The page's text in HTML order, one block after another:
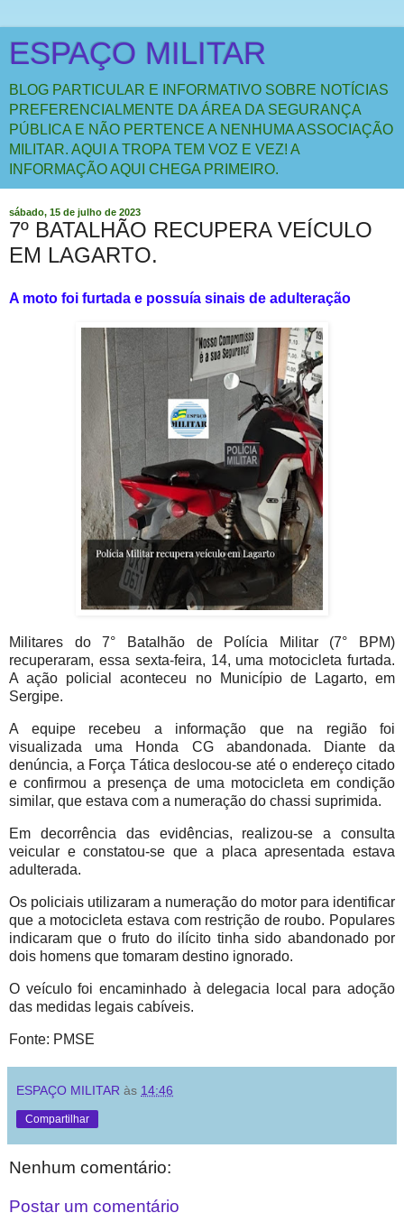
ESPAÇO MILITAR
BLOG PARTICULAR E INFORMATIVO SOBRE NOTÍCIAS
PREFERENCIALMENTE DA ÁREA DA SEGURANÇA
PÚBLICA E NÃO PERTENCE A NENHUMA ASSOCIAÇÃO
MILITAR. AQUI A TROPA TEM VOZ E VEZ! A
INFORMAÇÃO AQUI CHEGA PRIMEIRO.
sábado, 15 de julho de 2023
7º BATALHÃO RECUPERA VEÍCULO
EM LAGARTO.
A moto foi furtada e possuía sinais de adulteração
Militares do 7° Batalhão de Polícia Militar (7° BPM)
recuperaram, essa sexta-feira, 14, uma motocicleta furtada.
A ação policial aconteceu no Município de Lagarto, em
Sergipe.
A equipe recebeu a informação que na região foi
visualizada uma Honda CG abandonada. Diante da
denúncia, a Força Tática deslocou-se até o endereço citado
e confirmou a presença de uma motocicleta em condição
similar, que estava com a numeração do chassi suprimida.
Em decorrência das evidências, realizou-se a consulta
veicular e constatou-se que a placa apresentada estava
adulterada.
Os policiais utilizaram a numeração do motor para identificar
que a motocicleta estava com restrição de roubo. Populares
indicaram que o fruto do ilícito tinha sido abandonado por
dois homens que tomaram destino ignorado.
O veículo foi encaminhado à delegacia local para adoção
das medidas legais cabíveis.
Fonte: PMSE
ESPAÇO MILITAR às 14:46
Compartilhar
Nenhum comentário:
Postar um comentário